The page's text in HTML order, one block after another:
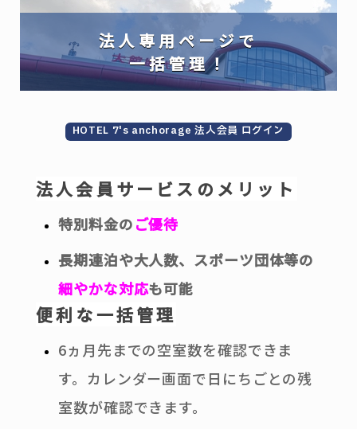
法人専用ページで
一括管理！
HOTEL 7's anchorage 法人会員 ログイン
法人会員サービスのメリット
特別料金のご優待
長期連泊や大人数、スポーツ団体等の
細やかな対応も可能
便利な一括管理
6ヵ月先までの空室数を確認できま
す。カレンダー画面で日にちごとの残
室数が確認できます。